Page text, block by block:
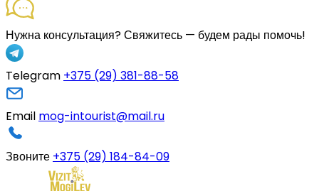
Нужна консультация?Свяжитесь — будем рады помочь!
Telegram +375 (29) 381-88-58
Email mog-intourist@mail.ru
Звоните +375 (29) 184-84-09